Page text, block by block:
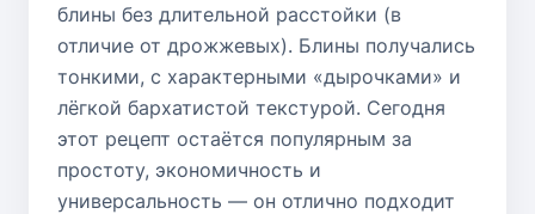
блины без длительной расстойки (в
отличие от дрожжевых). Блины получались
тонкими, с характерными «дырочками» и
лёгкой бархатистой текстурой. Сегодня
этот рецепт остаётся популярным за
простоту, экономичность и
универсальность — он отлично подходит